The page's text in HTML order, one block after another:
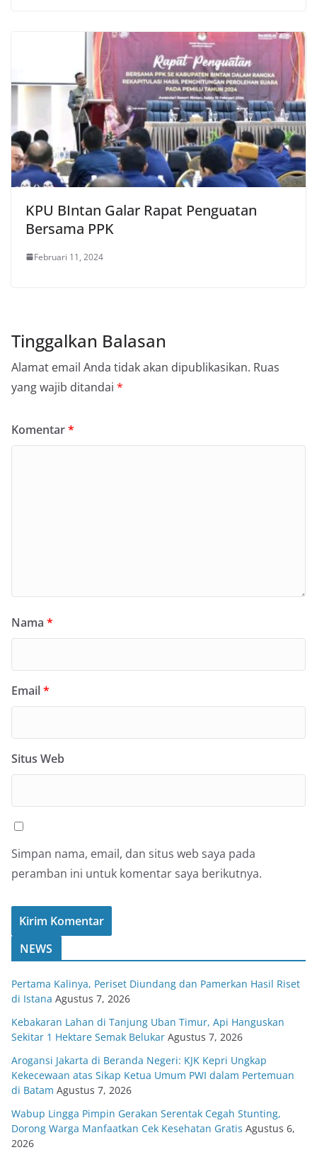
KPU BIntan Galar Rapat Penguatan
Bersama PPK
Februari 11, 2024
Tinggalkan Balasan
Alamat email Anda tidak akan dipublikasikan. Ruas
yang wajib ditandai *
Komentar*
Nama *
Email*
Situs Web
Simpan nama, email, dan situs web saya pada
peramban ini untuk komentar saya berikutnya.
NEWS
Pertama Kalinya, Periset Diundang dan Pamerkan Hasil Riset
di Istana Agustus 7, 2026
Kebakaran Lahan di Tanjung Uban Timur, Api Hanguskan
Sekitar 1 Hektare Semak Belukar Agustus 7, 2026
Arogansi Jakarta di Beranda Negeri: KJK Kepri Ungkap
Kekecewaan atas Sikap Ketua Umum PWI dalam Pertemuan
di Batam Agustus 7, 2026
Wabup Lingga Pimpin Gerakan Serentak Cegah Stunting,
Dorong Warga Manfaatkan Cek Kesehatan Gratis Agustus 6,
2026